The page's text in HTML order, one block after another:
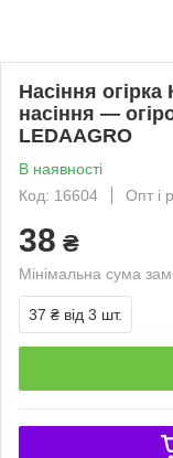
Насіння
насіння —
LEDAAGRO
В наявності
Код: 16604
Опт і
38 ₴
Мінімальна сума
37 ₴ від 3 шт.